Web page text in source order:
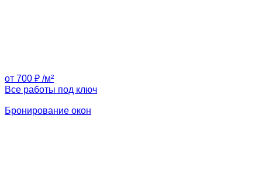
от 700 ₽ /м²
Все работы под ключ
Бронирование окон